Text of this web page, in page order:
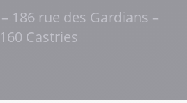
186 rue des Gardians –
Castries